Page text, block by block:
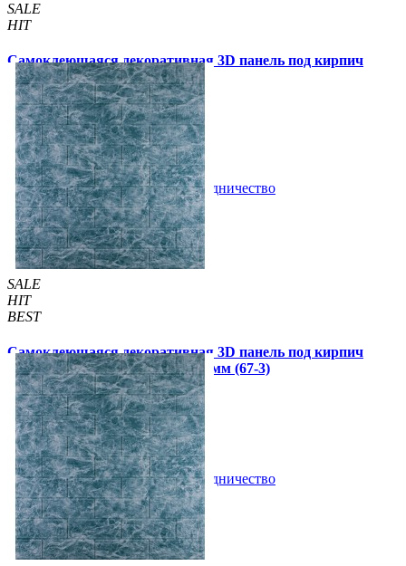
SALE
HIT
Самоклеющаяся декоративная 3D панель под кирпич
золотой мрамор 700x770x5мм
105 грн/шт 180 грн/шт
Купить В закладки Сотрудничество
SALE
HIT
BEST
Самоклеющаяся декоративная 3D панель под кирпич
мрамор темное море 700x770x3мм (67-3)
79 грн/шт 130 грн/шт
Купить В закладки Сотрудничество